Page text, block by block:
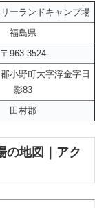
ーランドキャンプ場
福島県
〒963-3524
小野町大字浮金字日
影83
田村郡
の地図｜アク